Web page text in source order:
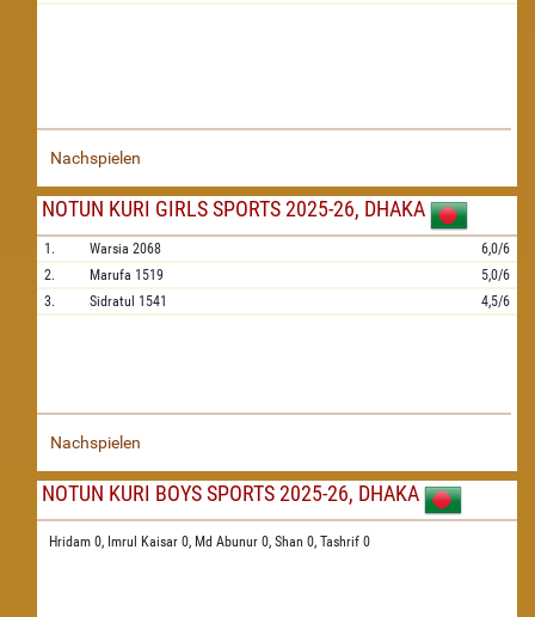
Nachspielen
NOTUN KURI GIRLS SPORTS 2025-26, DHAKA
1. Warsia 2068
6,0/6
2.
Marufa 1519
5,0/6
3.
Sidratul 1541 4,5/6
Nachspielen
NOTUN KURI BOYS SPORTS 2025-26, DHAKA
Hridam 0, Imrul Kaisar 0, Md Abunur 0, Shan 0, Tashrif 0